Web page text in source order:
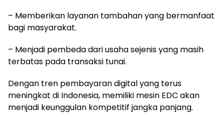
– Memberikan layanan tambahan yang bermanfaat
bagi masyarakat.
– Menjadi pembeda dari usaha sejenis yang masih
terbatas pada transaksi tunai.
Dengan tren pembayaran digital yang terus
meningkat di Indonesia, memiliki mesin EDC akan
menjadi keunggulan kompetitif jangka panjang.